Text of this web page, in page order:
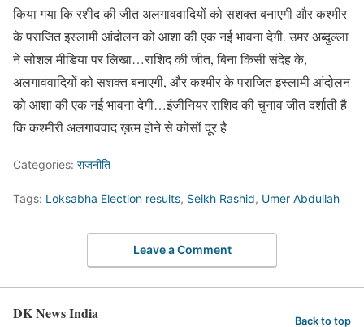
किया गया कि रशीद की जीत अलगाववादियों को सशक्त बनाएगी और कश्मीर
के पराजित इस्लामी आंदोलन को आशा की एक नई भावना देगी. उमर अब्दुल्ला
ने सोशल मीडिया पर लिखा…राशिद की जीत, बिना किसी संदेह के,
अलगाववादियों को सशक्त बनाएगी, और कश्मीर के पराजित इस्लामी आंदोलन
को आशा की एक नई भावना देगी…इंजीनियर राशिद की चुनाव जीत दर्शाती है
कि कश्मीरी अलगाववाद ख़त्म होने से कोसों दूर है
Categories: राजनीति
Tags: Loksabha Election results, Seikh Rashid, Umer Abdullah
Leave a Comment
DK News India Back to top